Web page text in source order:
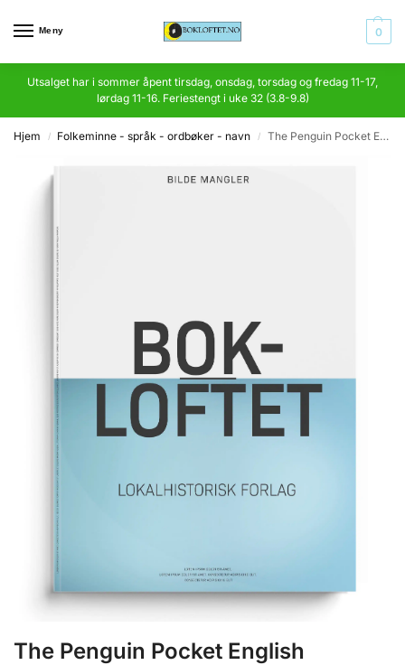
Meny 0
Utsalget har i sommer åpent tirsdag, onsdag, torsdag og fredag 11-17,
lørdag 11-16. Feriestengt i uke 32 (3.8-9.8)
Hjem / Folkeminne - språk - ordbøker - navn / The Penguin Pocket English Dictionary
The Penguin Pocket English